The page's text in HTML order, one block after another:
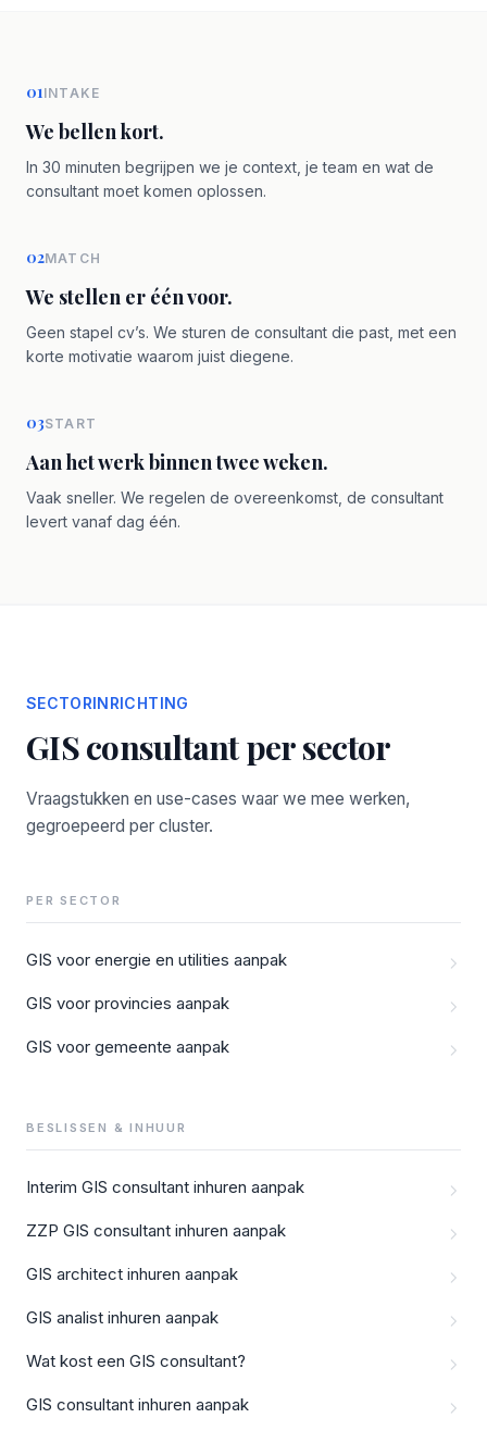
01INTAKE
We bellen kort.
In 30 minuten begrijpen we je context, je team en wat de
consultant moet komen oplossen.
02MATCH
We stellen er één voor.
Geen stapel cv’s. We sturen de consultant die past, met een
korte motivatie waarom juist diegene.
03START
Aan het werk binnen twee weken.
Vaak sneller. We regelen de overeenkomst, de consultant
levert vanaf dag één.
SECTORINRICHTING
GIS consultant per sector
Vraagstukken en use-cases waar we mee werken,
gegroepeerd per cluster.
PER SECTOR
GIS voor energie en utilities aanpak
GIS voor provincies aanpak
GIS voor gemeente aanpak
BESLISSEN & INHUUR
Interim GIS consultant inhuren aanpak
ZZP GIS consultant inhuren aanpak
GIS architect inhuren aanpak
GIS analist inhuren aanpak
Wat kost een GIS consultant?
GIS consultant inhuren aanpak